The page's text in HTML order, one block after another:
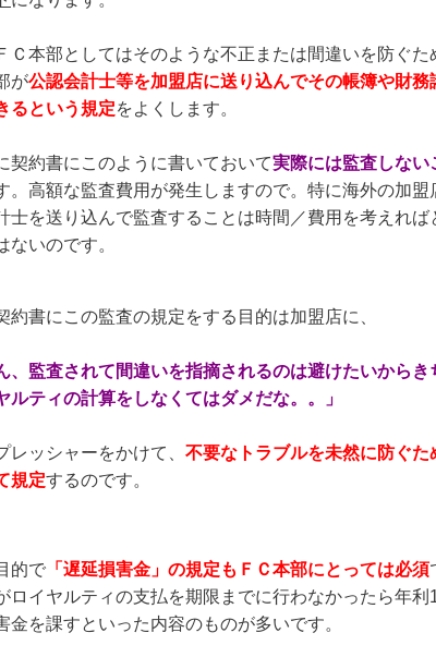
Ｃ本部としてはそのような不正または間違いを防ぐた
が公認会計士等を加盟店に送り込んでその帳簿や財務
るという規定をよくします。
契約書にこのように書いておいて実際には監査しない
。高額な監査費用が発生しますので。特に海外の加盟
士を送り込んで監査することは時間／費用を考えれば
ないのです。
約書にこの監査の規定をする目的は加盟店に、
、監査されて間違いを指摘されるのは避けたいからき
ティの計算をしなくてはダメだな。。」
レッシャーをかけて、 不要なトラブルを未然に防ぐた
規定するのです。
的で 「遅延損害金」の規定もＦＣ本部にとっては必須
ロイヤルティの支払を期限までに行わなかったら年利
金を課すといった内容のものが多いです。